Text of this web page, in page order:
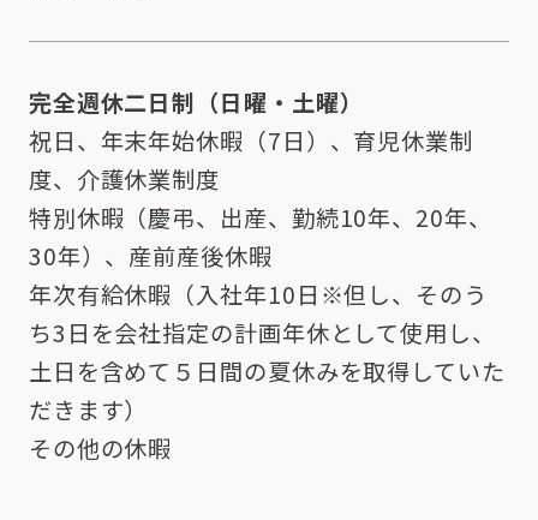
完全週休二日制（日曜・土曜）
祝日、年末年始休暇（7日）、育児休業制
度、介護休業制度
特別休暇（慶弔、出産、勤続10年、20年、
30年）、産前産後休暇
年次有給休暇（入社年10日※但し、そのう
ち3日を会社指定の計画年休として使用し、
土日を含めて５日間の夏休みを取得していた
だきます）
その他の休暇